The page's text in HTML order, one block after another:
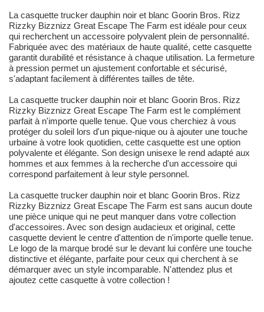
La casquette trucker dauphin noir et blanc Goorin Bros. Rizz
Rizzky Bizznizz Great Escape The Farm est idéale pour ceux
qui recherchent un accessoire polyvalent plein de personnalité.
Fabriquée avec des matériaux de haute qualité, cette casquette
garantit durabilité et résistance à chaque utilisation. La fermeture
à pression permet un ajustement confortable et sécurisé,
s'adaptant facilement à différentes tailles de tête.
La casquette trucker dauphin noir et blanc Goorin Bros. Rizz
Rizzky Bizznizz Great Escape The Farm est le complément
parfait à n'importe quelle tenue. Que vous cherchiez à vous
protéger du soleil lors d'un pique-nique ou à ajouter une touche
urbaine à votre look quotidien, cette casquette est une option
polyvalente et élégante. Son design unisexe le rend adapté aux
hommes et aux femmes à la recherche d'un accessoire qui
correspond parfaitement à leur style personnel.
La casquette trucker dauphin noir et blanc Goorin Bros. Rizz
Rizzky Bizznizz Great Escape The Farm est sans aucun doute
une pièce unique qui ne peut manquer dans votre collection
d'accessoires. Avec son design audacieux et original, cette
casquette devient le centre d'attention de n'importe quelle tenue.
Le logo de la marque brodé sur le devant lui confère une touche
distinctive et élégante, parfaite pour ceux qui cherchent à se
démarquer avec un style incomparable. N'attendez plus et
ajoutez cette casquette à votre collection !